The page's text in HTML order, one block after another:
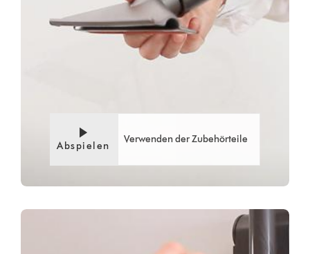
Abspielen
Verwenden der Zubehörteile